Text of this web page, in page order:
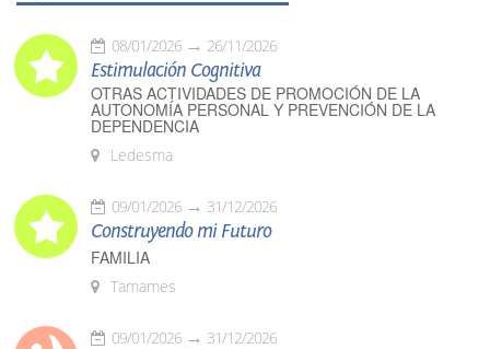
08/01/2026 26/11/2026
Estimulación Cognitiva
OTRAS ACTIVIDADES DE PROMOCIÓN DE LA
AUTONOMÍA PERSONAL Y PREVENCIÓN DE LA
DEPENDENCIA
Ledesma
09/01/2026 31/12/2026
Construyendo mi Futuro
FAMILIA
Tamames
09/01/2026 31/12/2026